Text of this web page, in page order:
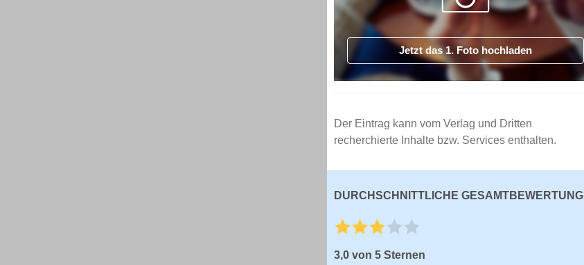
Jetzt das 1. Foto hochladen
Der Eintrag kann vom Verlag und Dritten
recherchierte Inhalte bzw. Services enthalten.
DURCHSCHNITTLICHE GESAMTBEWERTUNG
3,0 von 5 Sternen